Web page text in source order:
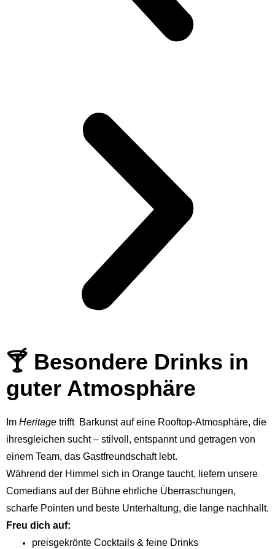
🍸 Besondere Drinks in
guter Atmosphäre
Im Heritagetrifft Barkunst auf eine Rooftop-Atmosphäre, die
ihresgleichen sucht – stilvoll, entspannt und getragen von
einem Team, das Gastfreundschaft lebt.
Während der Himmel sich in Orange taucht, liefern unsere
Comedians auf der Bühne ehrliche Überraschungen,
scharfe Pointen und beste Unterhaltung, die lange nachhallt.
Freu dich auf:
preisgekrönte Cocktails & feine Drinks